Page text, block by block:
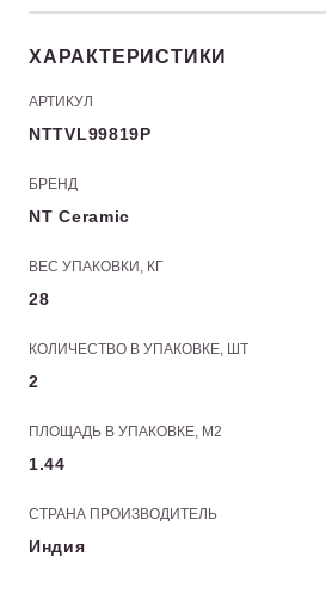
ХАРАКТЕРИСТИКИ
АРТИКУЛ
NTTVL99819P
БРЕНД
NT Ceramic
ВЕС УПАКОВКИ, КГ
28
КОЛИЧЕСТВО В УПАКОВКЕ, ШТ
2
ПЛОЩАДЬ В УПАКОВКЕ, М2
1.44
СТРАНА ПРОИЗВОДИТЕЛЬ
Индия